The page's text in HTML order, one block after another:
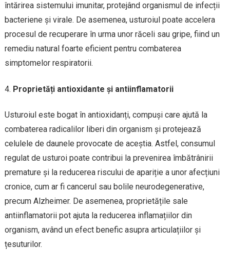
întărirea sistemului imunitar, protejând organismul de infecții
bacteriene și virale. De asemenea, usturoiul poate accelera
procesul de recuperare în urma unor răceli sau gripe, fiind un
remediu natural foarte eficient pentru combaterea
simptomelor respiratorii.
Proprietăți antioxidante și antiinflamatorii
Usturoiul este bogat în antioxidanți, compuși care ajută la
combaterea radicalilor liberi din organism și protejează
celulele de daunele provocate de aceștia. Astfel, consumul
regulat de usturoi poate contribui la prevenirea îmbătrânirii
premature și la reducerea riscului de apariție a unor afecțiuni
cronice, cum ar fi cancerul sau bolile neurodegenerative,
precum Alzheimer. De asemenea, proprietățile sale
antiinflamatorii pot ajuta la reducerea inflamațiilor din
organism, având un efect benefic asupra articulațiilor și
țesuturilor.